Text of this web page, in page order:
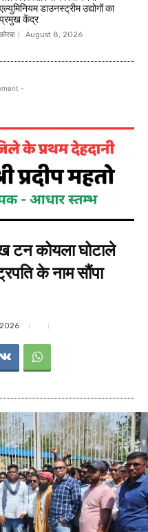
एल्युमिनियम डाउनस्ट्रीम उद्योगों का
प्रमुख केंद्र
कोरबा August 8, 2026
-